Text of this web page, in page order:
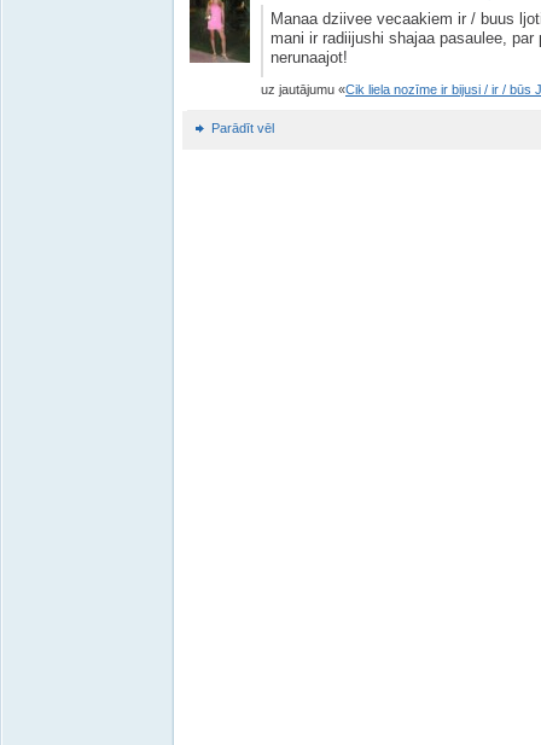
Manaa dziivee vecaakiem ir / buus
mani ir radiijushi shajaa pasaulee,
nerunaajot!
uz jautājumu Cik liela nozīme ir bijusi / ir / būs
Parādīt vēl